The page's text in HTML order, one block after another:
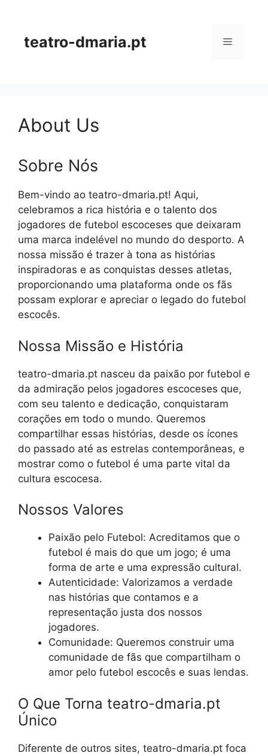
contentteatro-dmaria.pt Menu
About Us
Sobre Nós
Bem-vindo ao teatro-dmaria.pt! Aqui,
celebramos a rica história e o talento dos
jogadores de futebol escoceses que deixaram
uma marca indelével no mundo do desporto. A
nossa missão é trazer à tona as histórias
inspiradoras e as conquistas desses atletas,
proporcionando uma plataforma onde os fãs
possam explorar e apreciar o legado do futebol
escocês.
Nossa Missão e História
teatro-dmaria.pt nasceu da paixão por futebol e
da admiração pelos jogadores escoceses que,
com seu talento e dedicação, conquistaram
corações em todo o mundo. Queremos
compartilhar essas histórias, desde os ícones
do passado até as estrelas contemporâneas, e
mostrar como o futebol é uma parte vital da
cultura escocesa.
Nossos Valores
Paixão pelo Futebol: Acreditamos que o
futebol é mais do que um jogo; é uma
forma de arte e uma expressão cultural.
Autenticidade: Valorizamos a verdade
nas histórias que contamos e a
representação justa dos nossos
jogadores.
Comunidade: Queremos construir uma
comunidade de fãs que compartilham o
amor pelo futebol escocês e suas lendas.
O Que Torna teatro-dmaria.pt
Único
Diferente de outros sites, teatro-dmaria.pt foca